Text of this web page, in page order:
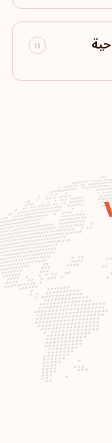
وجهة سفر:165
وجهة سفر:
وجهة سفر:157
وجهة سفر:156